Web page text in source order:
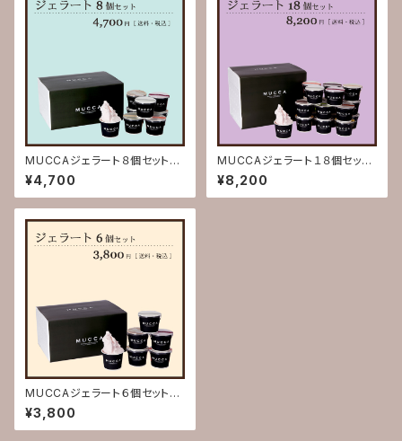
お返し】
い 熨斗 熨斗付き のし の
し付き ギフト 贈り物 お返
MUCCAジェラート８個セット
(送料込)【お歳暮 お中元 誕
生日お祝い 内祝い 出産祝
い 結婚祝い 記念日 賞品
お返し】
¥4,700
MUCCAジェラート１８個セット
(送料込)【お歳暮 お中元 誕
生日お祝い 内祝い 出産祝
い 結婚祝い 記念日 賞品
¥8,200
MUCCAジェラート６個セット
(送料込)【お歳暮 お中元 誕
生日お祝い 内祝い 出産祝
い 結婚祝い 記念日 賞品
¥3,800